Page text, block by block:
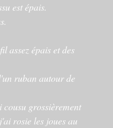
est épais.
assez épais et des
ruban autour de
grossièrement
rosie les joues au